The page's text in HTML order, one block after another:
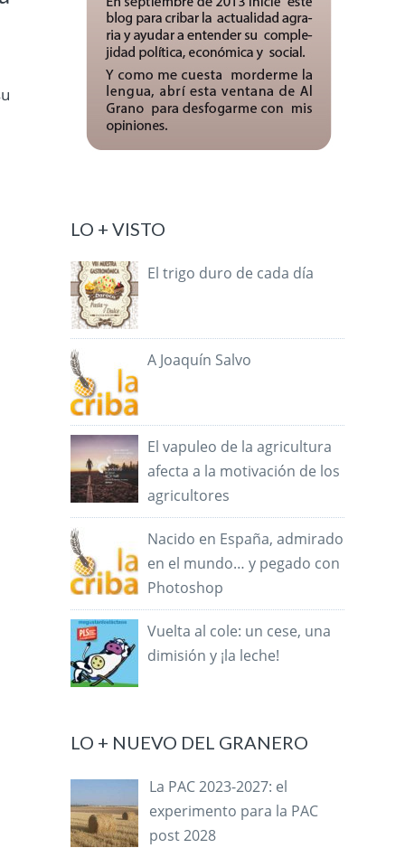
LO + VISTO
El trigo duro de cada día
A Joaquín Salvo
El vapuleo de la agricultura
afecta a la motivación de los
agricultores
Nacido en España, admirado
en el mundo… y pegado con
Photoshop
Vuelta al cole: un cese, una
dimisión y ¡la leche!
LO + NUEVO DEL GRANERO
La PAC 2023-2027: el
experimento para la PAC
post 2028